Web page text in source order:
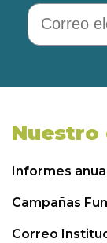
Correo
Nuestro
Informes
Campañas
Correo